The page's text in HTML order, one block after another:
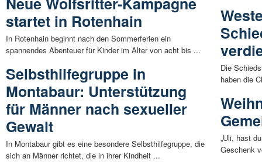
startet in Rotenhain
In Rotenhain beginnt nach den Sommerferien ein
spannendes Abenteuer für Kinder im Alter von acht bis ...
Selbsthilfegruppe in
Montabaur: Unterstützung
für Männer nach sexueller
Gewalt
In Montabaur gibt es eine besondere Selbsthilfegruppe, die
sich an Männer richtet, die in ihrer Kindheit ...
Die
haben die
„Uli, hast
Geschenk